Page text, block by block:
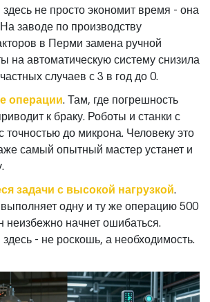
не просто экономит время - она
заводе по производству
в Перми замена ручной
на автоматическую систему снизила
случаев с 3 в год до 0.
операции . Там, где погрешность
к браку. Роботы и станки с
до микрона. Человеку это
самый опытный мастер устанет и
задачи с высокой нагрузкой
одну и ту же операцию 500
неизбежно начнет ошибаться.
- не роскошь, а необходимость.